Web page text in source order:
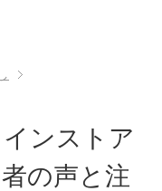
ンストア
の声と注